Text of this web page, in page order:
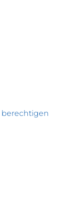
berechtigen